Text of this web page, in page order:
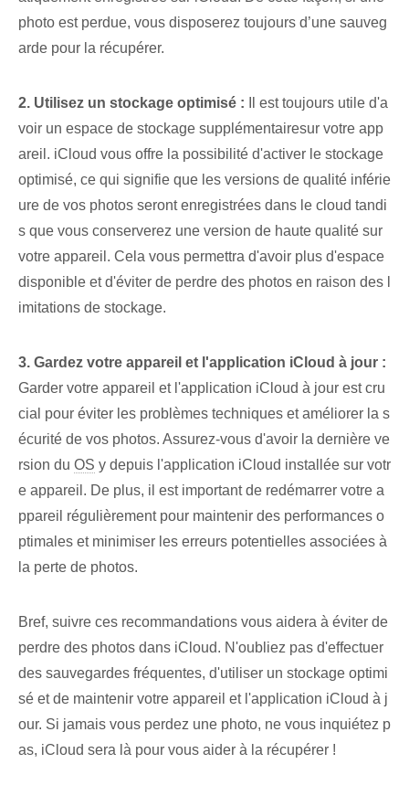
photo est perdue, vous disposerez toujours d’une sauveg
arde pour la récupérer.
2. Utilisez un stockage optimisé : ‌Il est toujours utile d'a
voir un espace de stockage supplémentaire⁢sur votre app
areil. iCloud vous offre la possibilité d'activer le stockage
optimisé, ce qui signifie que les versions de qualité inférie
ure de vos photos seront enregistrées dans le cloud tandi
s que vous conserverez une version de haute qualité sur
votre appareil. Cela vous permettra d'avoir plus d'espace
disponible et d'éviter de perdre des photos en raison des l
imitations de stockage.
3. Gardez votre appareil et l'application iCloud à jour :
Garder votre appareil et l'application iCloud à jour est cru
cial pour éviter les problèmes techniques et améliorer la s
écurité de vos photos. Assurez-vous d'avoir la dernière ve
rsion du OS y⁣ depuis l'application iCloud installée sur votr
e appareil. De plus, il est important de redémarrer votre a
ppareil régulièrement pour maintenir des performances o
ptimales et minimiser les erreurs potentielles associées à
la perte de photos.
Bref, suivre ces recommandations vous aidera à éviter de
perdre des photos dans iCloud. N'oubliez pas d'effectuer
des sauvegardes fréquentes, d'utiliser un stockage optimi
sé et de maintenir votre appareil et l'application iCloud à j
our. ‌Si jamais vous perdez une ⁢photo, ne vous inquiétez p
as, iCloud ⁣sera là⁤ pour vous aider à la récupérer !